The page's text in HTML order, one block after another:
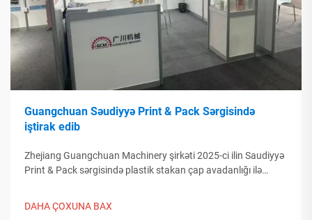
Guangchuan Səudiyyə Print & Pack Sərgisində
iştirak edib
Zhejiang Guangchuan Machinery şirkəti 2025-ci ilin Saudiyyə
Print & Pack sərgisində plastik stakan çap avadanlığı ilə
formalaşdırdığını kəşf edin. Ətraflı məlumat almaq üçün
DAHA ÇOXUNA BAX